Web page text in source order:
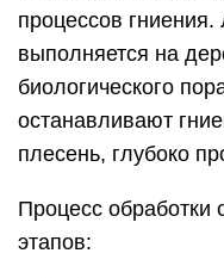
процессов
выполняется на
биологического
останавливают
плесень, глубоко
Процесс обработки
этапов: